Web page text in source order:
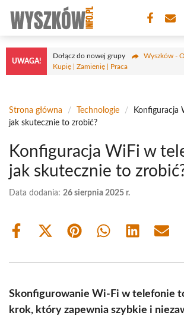
treści
UWAGA!
Dołącz do nowej grupy
Wyszków -
Kupię | Zamienię | Praca
Strona główna / Technologie /
Konfiguracja
jak skutecznie to zrobić?
Konfiguracja WiFi w
jak skutecznie to
Data dodania: 26 sierpnia 2025 r.
Share
Share
(Twitter)
Share Share Share Share
Skonfigurowanie Wi-Fi w telefonie
krok, który zapewnia szybkie i